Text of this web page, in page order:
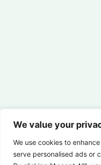
We value your
We use cookies to
serve personalised ads or